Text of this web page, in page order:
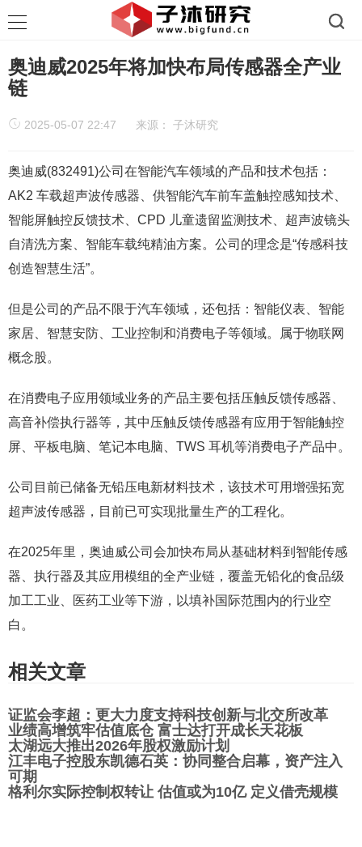
奥迪威2025年将加快布局传感器全产业
链
2025-05-07 22:47 来源： 子沐研究
奥迪威(832491)公司在智能汽车领域的产品和技术包括：
AK2 车载超声波传感器、供智能汽车前车盖触控感知技术、
智能屏触控反馈技术、CPD 儿童遗留监测技术、超声波镜头
自清洗方案、智能车载纯精油方案。公司的理念是“传感科技
创造智慧生活”。
但是公司的产品不限于汽车领域，还包括：智能仪表、智能
家居、智慧安防、工业控制和消费电子等领域。属于物联网
概念股。
在消费电子应用领域业务的产品主要包括压触反馈传感器、
高音补偿执行器等，其中压触反馈传感器有应用于智能触控
屏、平板电脑、笔记本电脑、TWS 耳机等消费电子产品中。
公司目前已储备无铅压电新材料技术，该技术可用增强拓宽
超声波传感器，目前已可实现批量生产的工程化。
在2025年里，奥迪威公司会加快布局从基础材料到智能传感
器、执行器及其应用模组的全产业链，覆盖无铅化的食品级
加工工业、医药工业等下游，以填补国际范围内的行业空
白。
相关文章
证监会李超：更大力度支持科技创新与北交所改革
业绩高增筑牢估值底仓 富士达打开成长天花板
太湖远大推出2026年股权激励计划
江丰电子控股东凯德石英：协同整合启幕，资产注入
可期
格利尔实际控制权转让 估值或为10亿 定义借壳规模